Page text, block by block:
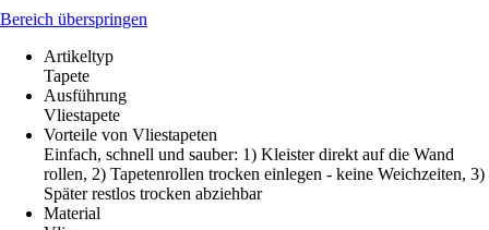
Bereich überspringen
Artikeltyp
Tapete
Ausführung
Vliestapete
Vorteile von Vliestapeten
Einfach, schnell und sauber: 1) Kleister direkt auf die Wand
rollen, 2) Tapetenrollen trocken einlegen - keine Weichzeiten, 3)
Später restlos trocken abziehbar
Material